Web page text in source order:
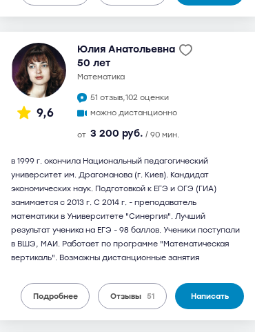
9,6
Юлия Анатольевна
50 лет
математика
51 отзыв,102 оценки
можно дистанционно
от 3 200 руб. / 90 мин.
в 1999 г. окончила Национальный педагогический
университет им. Драгоманова (г. Киев). Кандидат
экономических наук. Подготовкой к ЕГЭ и ОГЭ (ГИА)
занимается с 2013 г. С 2014 г. - преподаватель
математики в Университете "Синергия". Лучший
результат ученика на ЕГЭ - 98 баллов. Ученики поступали
в ВШЭ, МАИ. Работает по программе "Математическая
вертикаль". Возможны дистанционные занятия
Подробнее Отзывы 51 Написать